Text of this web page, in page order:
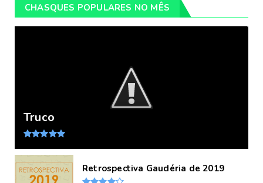
CHASQUES POPULARES NO MÊS
Truco
Retrospectiva Gaudéria de 2019